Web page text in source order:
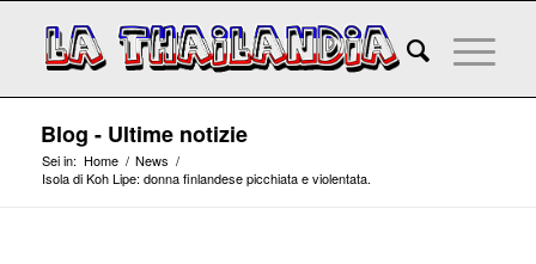
Blog - Ultime notizie
Sei in: Home / News /
Isola di Koh Lipe: donna finlandese picchiata e violentata.